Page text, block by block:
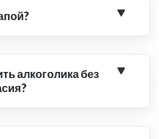
алкоголика без